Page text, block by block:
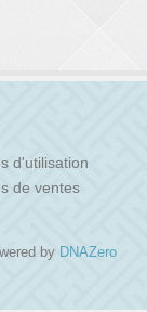
d'utilisation
de ventes
by DNAZero